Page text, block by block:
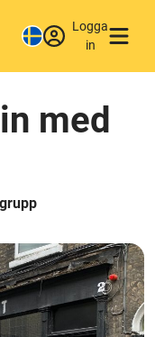
Logga
in
med